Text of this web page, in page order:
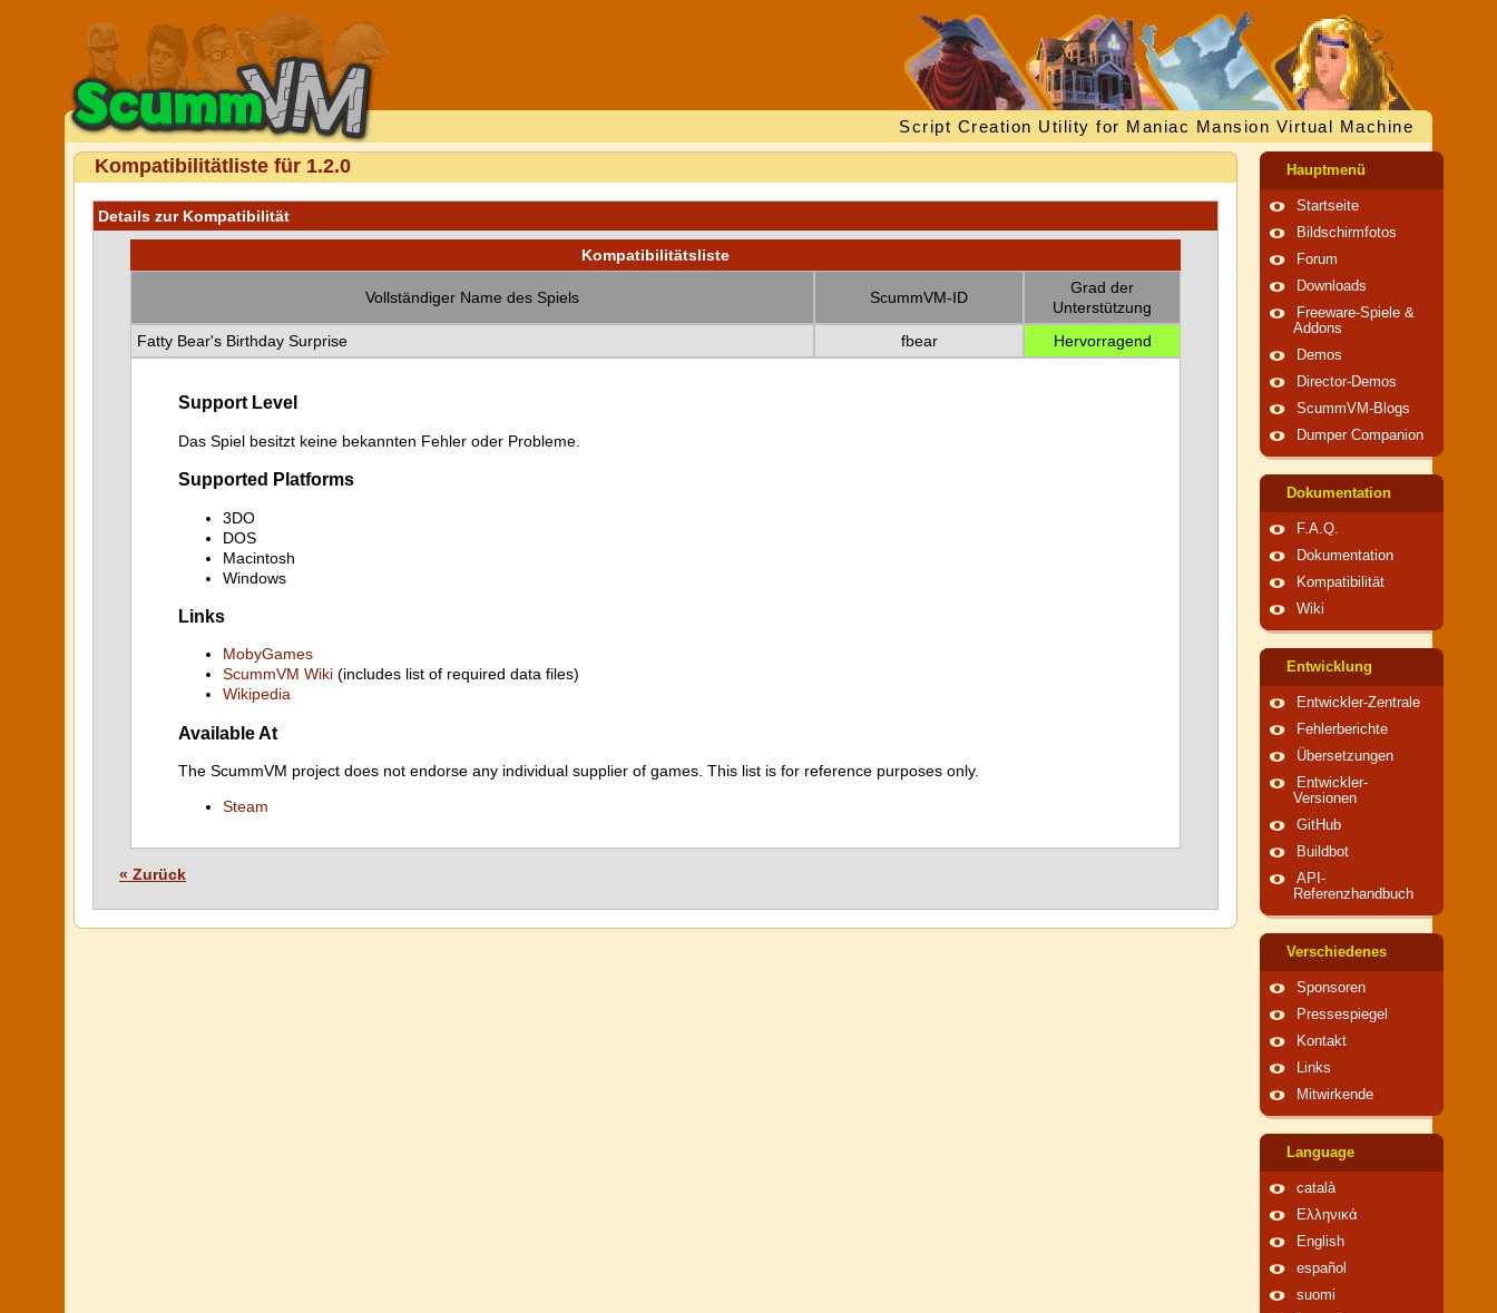
Script Creation Utility for Maniac Mansion Virtual Machine
Kompatibilitätliste für 1.2.0
Details zur Kompatibilität
Kompatibilitätsliste
Vollständiger Name des Spiels ScummVM-ID
Grad der
Unterstützung
Fatty Bear's Birthday Surprise
fbear Hervorragend
Support Level
Das Spiel besitzt keine bekannten Fehler oder Probleme.
Supported Platforms
3DO
DOS
Macintosh
Windows
Links
MobyGames
ScummVM Wiki (includes list of required data files)
Wikipedia
Available At
The ScummVM project does not endorse any individual supplier of games. This list is for reference purposes only.
Steam
« Zurück
Hauptmenü
Startseite
Bildschirmfotos
Forum
Downloads
Freeware-Spiele &
Addons
Demos
Director-Demos
ScummVM-Blogs
Dumper Companion
Dokumentation
F.A.Q.
Dokumentation
Kompatibilität
Wiki
Entwicklung
Entwickler-Zentrale
Fehlerberichte
Übersetzungen
Entwickler-
Versionen
GitHub
Buildbot
API-
Referenzhandbuch
Verschiedenes
Sponsoren
Pressespiegel
Kontakt
Links
Mitwirkende
Language
català
Ελληνικά
English
español
suomi